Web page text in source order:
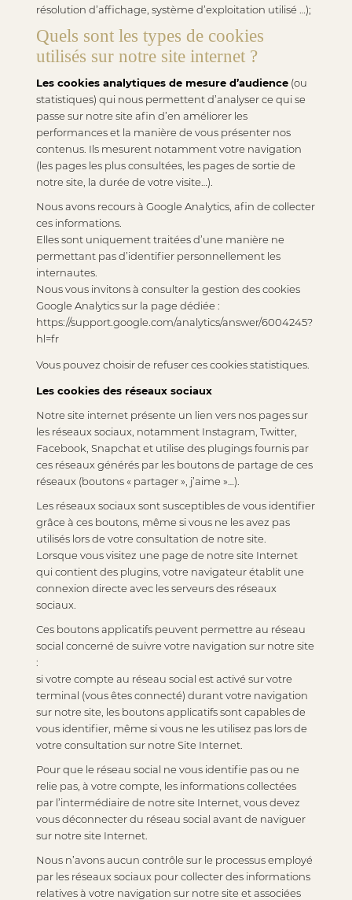
résolution d’affichage, système d’exploitation utilisé …);
Quels sont les types de cookies
utilisés sur notre site internet ?
Les cookies analytiques de mesure d’audience (ou
statistiques) qui nous permettent d’analyser ce qui se
passe sur notre site afin d’en améliorer les
performances et la manière de vous présenter nos
contenus. Ils mesurent notamment votre navigation
(les pages les plus consultées, les pages de sortie de
notre site, la durée de votre visite…).
Nous avons recours à Google Analytics, afin de collecter
ces informations.
Elles sont uniquement traitées d’une manière ne
permettant pas d’identifier personnellement les
internautes.
Nous vous invitons à consulter la gestion des cookies
Google Analytics sur la page dédiée :
https://support.google.com/analytics/answer/6004245?
hl=fr
Vous pouvez choisir de refuser ces cookies statistiques.
Les cookies des réseaux sociaux
Notre site internet présente un lien vers nos pages sur
les réseaux sociaux, notamment Instagram, Twitter,
Facebook, Snapchat et utilise des plugings fournis par
ces réseaux générés par les boutons de partage de ces
réseaux (boutons « partager », j’aime »…).
Les réseaux sociaux sont susceptibles de vous identifier
grâce à ces boutons, même si vous ne les avez pas
utilisés lors de votre consultation de notre site.
Lorsque vous visitez une page de notre site Internet
qui contient des plugins, votre navigateur établit une
connexion directe avec les serveurs des réseaux
sociaux.
Ces boutons applicatifs peuvent permettre au réseau
social concerné de suivre votre navigation sur notre site
:
si votre compte au réseau social est activé sur votre
terminal (vous êtes connecté) durant votre navigation
sur notre site, les boutons applicatifs sont capables de
vous identifier, même si vous ne les utilisez pas lors de
votre consultation sur notre Site Internet.
Pour que le réseau social ne vous identifie pas ou ne
relie pas, à votre compte, les informations collectées
par l’intermédiaire de notre site Internet, vous devez
vous déconnecter du réseau social avant de naviguer
sur notre site Internet.
Nous n’avons aucun contrôle sur le processus employé
par les réseaux sociaux pour collecter des informations
relatives à votre navigation sur notre site et associées